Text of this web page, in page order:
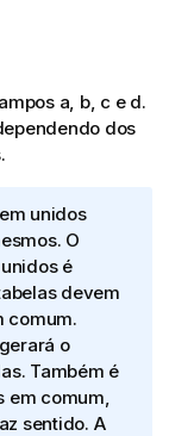
a, b, c e d.
dos
unidos
O
é
devem
comum.
o
Também é
em comum,
sentido. A